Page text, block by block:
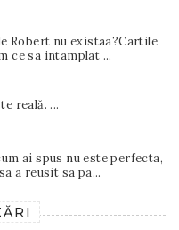
Robert nu existaa?Cartile
ce sa intamplat ...
reală. ...
ai spus nu este perfecta,
a reusit sa pa...